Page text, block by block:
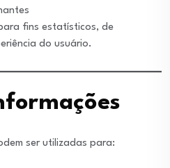
fins estatísticos, de
do usuário.
ser utilizadas para: